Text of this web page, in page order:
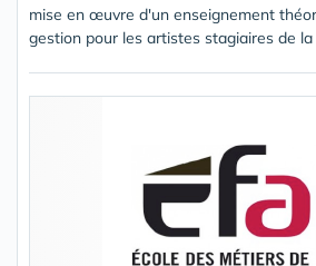
mise en œuvre d'un enseignement
gestion pour les artistes stagiaires de la